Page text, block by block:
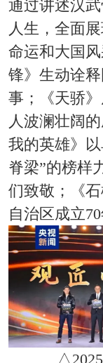
通过讲述汉
人生，全面
命运和大国
锋》生动诠
事；《天骄
人波澜壮阔
我的英雄》
脊梁”的榜样
们致敬；《
自治区成立